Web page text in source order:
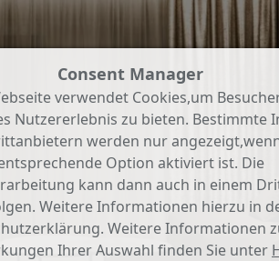
Consent Manager
verwendet Cookies,um
Nutzererlebnis zu bieten. Bestimmte
werden nur
Option aktiviert ist. Die
kann dann auch in einem
Weitere Informationen hierzu in
Weitere Informationen
Ihrer Auswahl finden Sie unter